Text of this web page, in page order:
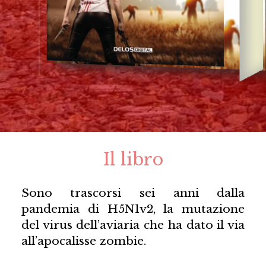
Il libro
Sono trascorsi sei anni dalla
pandemia di H5N1v2, la mutazione
del virus dell’aviaria che ha dato il via
all’apocalisse zombie.